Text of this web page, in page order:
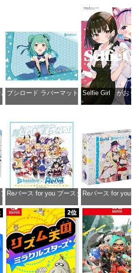
PVC製 塗装済み完成品フィギュア PP942
ブシロード ラバーマットコレクション
Selfie Girl がおう
ルデッキ ホロライブプロダクション ver.ホロ
Reバース for you ブースターパック ホロライ
価格：¥2,980
Reバース for you
価格：
2位